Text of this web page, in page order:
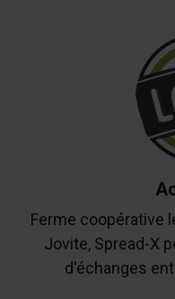
Ferme coopérative
Jovite, Spread-X
d'échanges